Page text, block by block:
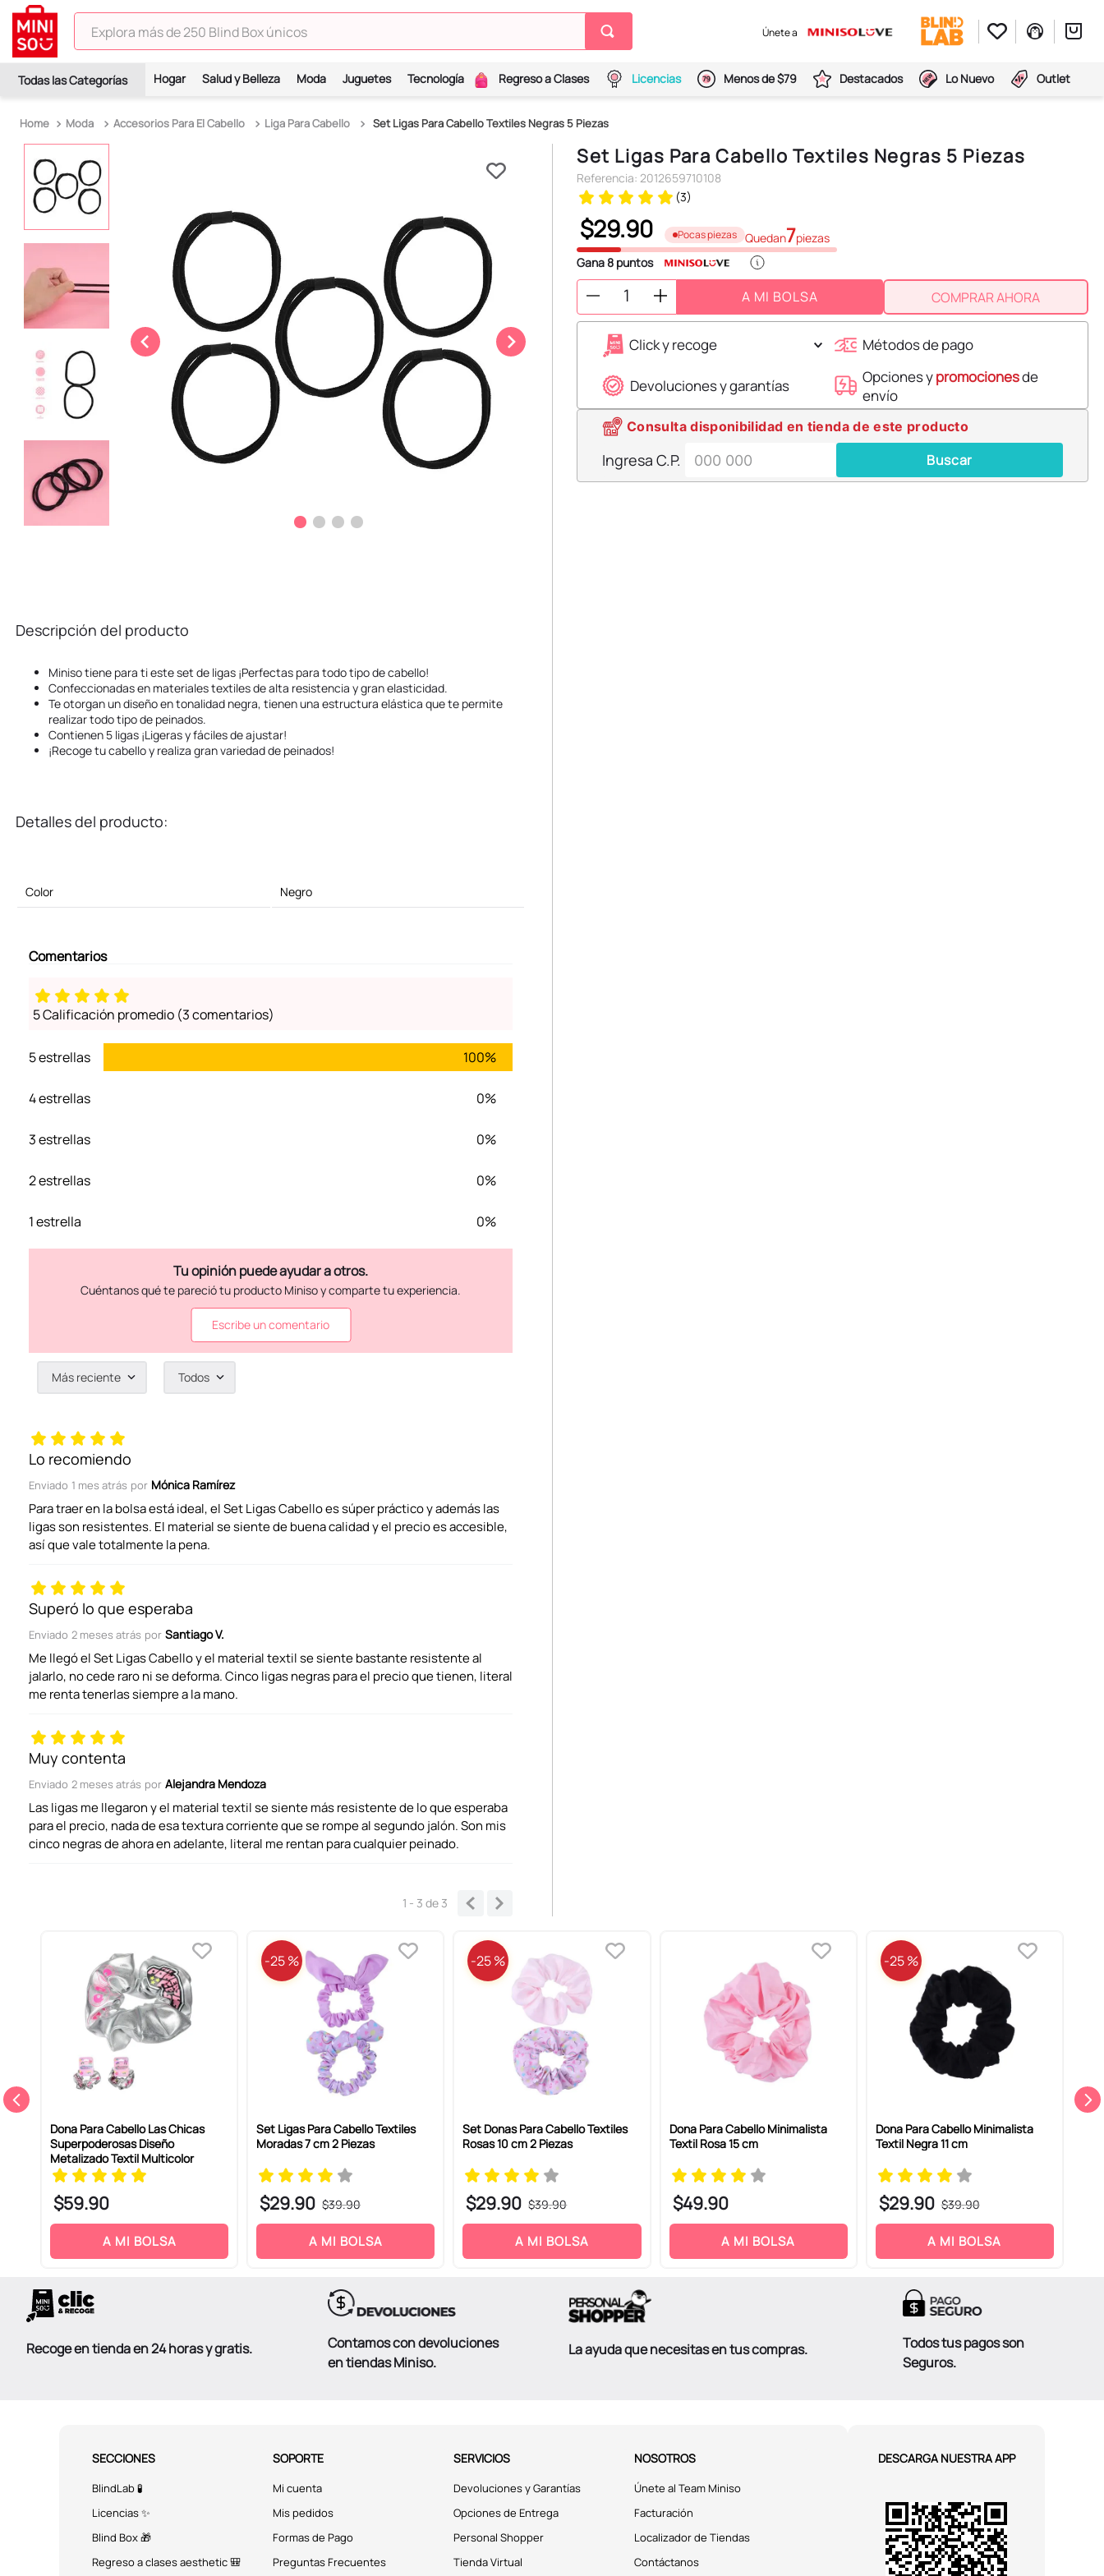
Explora más de 250 Blind Box únicos
Únete a
Hogar Salud y Belleza Moda Juguetes Tecnología Regreso a Clases Licencias Menos de $79 Destacados Lo Nuevo Outlet
Moda Accesorios Para El Cabello Liga Para Cabello Set Ligas Para Cabello Textiles Negras 5 Piezas
Descripción del producto
Miniso tiene para ti este set de ligas ¡Perfectas para todo tipo de cabello!
Confeccionadas en materiales textiles de alta resistencia y gran elasticidad.
Te otorgan un diseño en tonalidad negra, tienen una estructura elástica que te permite
realizar todo tipo de peinados.
Contienen 5 ligas ¡Ligeras y fáciles de ajustar!
¡Recoge tu cabello y realiza gran variedad de peinados!
Detalles del producto:
Color Negro
Comentarios
5 Calificación promedio (3 comentarios)
5 estrellas 100%
4 estrellas 0%
3 estrellas 0%
2 estrellas 0%
1 estrella 0%
Escribe un comentario
Agregar comentario
Califica el producto de 1 a 5 estrellas
Dirección de email
Escribe un comentario
ENVIAR COMENTARIO
Más reciente Todos
Lo recomiendo
Enviado 1 mes atrás por Mónica Ramírez
Para traer en la bolsa está ideal, el Set Ligas Cabello es súper práctico y además las
ligas son resistentes. El material se siente de buena calidad y el precio es accesible,
así que vale totalmente la pena.
Superó lo que esperaba
Enviado 2 meses atrás por Santiago V.
Me llegó el Set Ligas Cabello y el material textil se siente bastante resistente al
jalarlo, no cede raro ni se deforma. Cinco ligas negras para el precio que tienen, literal
me renta tenerlas siempre a la mano.
Muy contenta
Enviado 2 meses atrás por Alejandra Mendoza
Las ligas me llegaron y el material textil se siente más resistente de lo que esperaba
para el precio, nada de esa textura corriente que se rompe al segundo jalón. Son mis
cinco negras de ahora en adelante, literal me rentan para cualquier peinado.
1 - 3de 3
Set Ligas Para Cabello Textiles Negras 5 Piezas
Referencia: 2012659710108
(3)
$29.90 Pocas piezas Quedan7piezas
Gana 8 puntos
A MI BOLSA COMPRAR AHORA
Click y recoge Métodos de pago
Devoluciones y garantías Opciones ypromocionesde
envío
Consulta disponibilidad en tienda de este producto
Ingresa C.P. Buscar
Dona Para Cabello Las Chicas
Superpoderosas Diseño
Metalizado Textil Multicolor
$59.90
A MI BOLSA
-25 %
Set Ligas Para Cabello Textiles
Moradas 7 cm 2 Piezas
$39.90
$29.90
A MI BOLSA
-25 %
Set Donas Para Cabello Textiles
Rosas 10 cm 2 Piezas
$39.90
$29.90
A MI BOLSA
Dona Para Cabello Minimalista
Textil Rosa 15 cm
$49.90
A MI BOLSA
-25 %
Dona Para Cabello Minimalista
Textil Negra 11 cm
$39.90
$29.90
A MI BOLSA
Recoge en tienda en 24 horas y gratis.
Contamos con devoluciones
en tiendas Miniso.
La ayuda que necesitas en tus compras.
Todos tus pagos son
Seguros.
SECCIONES
BlindLab 🧪
Licencias ✨
Blind Box 🎁
Regreso a clases aesthetic 🎒
SOPORTE
Mi cuenta
Mis pedidos
Formas de Pago
Preguntas Frecuentes
SERVICIOS
Devoluciones y Garantías
Opciones de Entrega
Personal Shopper
Tienda Virtual
NOSOTROS
Únete al Team Miniso
Facturación
Localizador de Tiendas
Contáctanos
DESCARGA NUESTRA APP
TÉRMINOS MÁS BUSCADOS
2.
spiderman
llaveros
pokemon
toy story
10. chiikawas